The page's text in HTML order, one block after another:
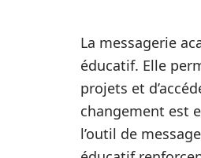
La messagerie
éducatif. Elle
projets et
changement est
l’outil de